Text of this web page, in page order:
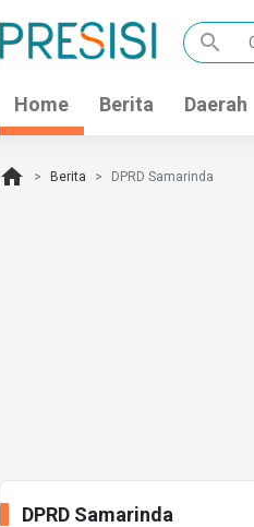
search
Home Berita Daerah
home Berita DPRD Samarinda
DPRD Samarinda